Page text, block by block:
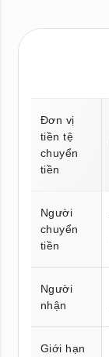
Đơn vị
tiền tệ
chuyển
tiền
Người
chuyển
tiền
Người
nhận
Giới hạn